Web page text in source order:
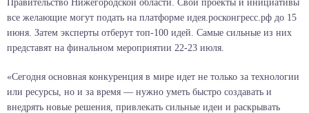
Правительство Нижегородской области. Свои проекты и инициативы
все желающие могут подать на платформе идея.росконгресс.рф до 15
июня. Затем эксперты отберут топ-100 идей. Самые сильные из них
представят на финальном мероприятии 22-23 июля.
«Сегодня основная конкуренция в мире идет не только за технологии
или ресурсы, но и за время — нужно уметь быстро создавать и
внедрять новые решения, привлекать сильные идеи и раскрывать